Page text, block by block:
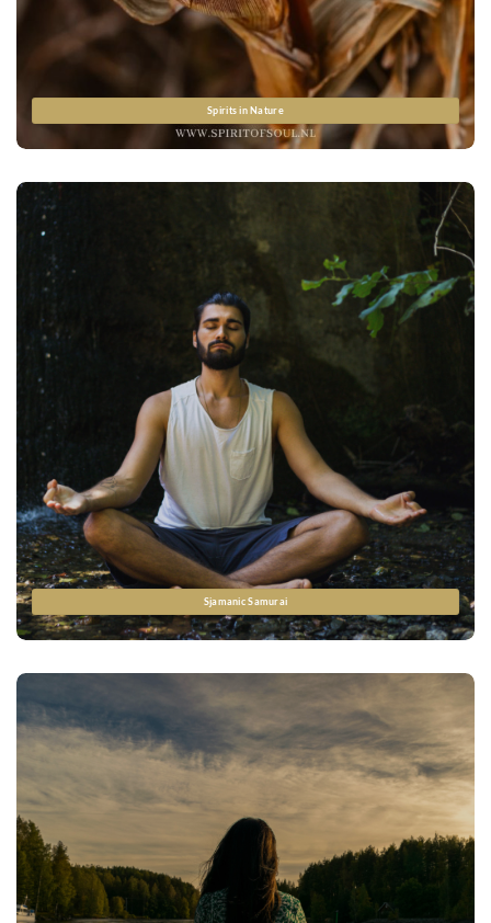
Spirits in Nature
Sjamanic Samurai